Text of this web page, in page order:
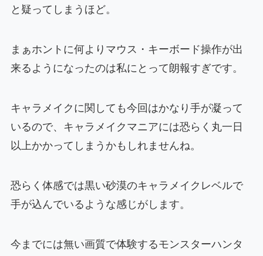
と疑ってしまうほど。
まぁホントに何よりマウス・キーボード操作が出
来るようになったのは私にとって朗報すぎです。
キャラメイクに関しても今回はかなり手が凝って
いるので、キャラメイクマニアには恐らく丸一日
以上かかってしまうかもしれませんね。
恐らく体感では黒い砂漠のキャラメイクレベルで
手が込んでいるような感じがします。
今までには無い画質で体験するモンスターハンタ